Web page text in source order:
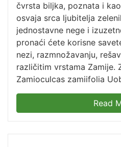
čvrsta biljka, poznata i
osvaja srca ljubitelja
jednostavne nege i
pronaći ćete korisne
nezi, razmnožavanju,
različitim vrstama Zamije.
Zamioculcas zamiifolia
Read